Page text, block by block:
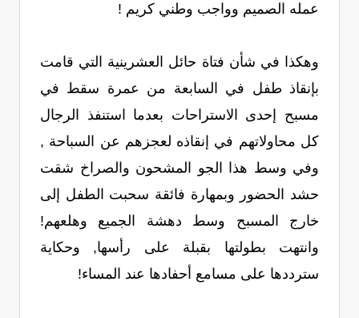
عمله الصميم وواجب وطني كريم !
وهكذا في شأن فتاة حائل العشرينية التي قامت
بإنقاذ طفل في السابعة من عمرة سقط في
مسبح إحدى الاستراحات بعدما استنفذ الرجال
كل محاولاتهم في إنقاذه لعجزهم عن السباحة ,
وفي وسط هذا الجو المشحون والصراخ شقت
حشد الحضور وبمهارة فائقة سحبت الطفل إلى
خارج المسبح وسط دهشة الجميع وهلعهم!
وانتهت بطولتها بقبلة على رأسها, وحكاية
سترددها على مسامع أحفادها عند المساء!